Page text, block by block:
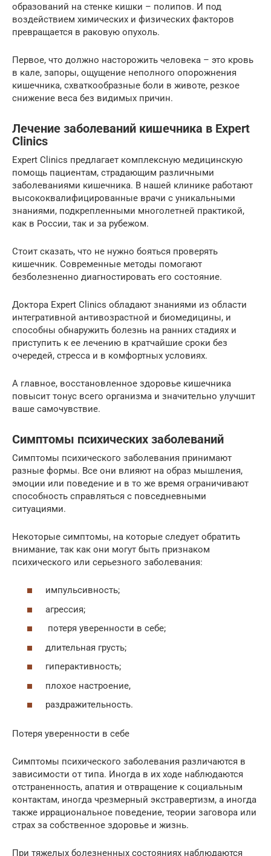
образований на стенке кишки – полипов. И под
воздействием химических и физических факторов
превращается в раковую опухоль.
Первое, что должно насторожить человека – это кровь
в кале, запоры, ощущение неполного опорожнения
кишечника, схваткообразные боли в животе, резкое
снижение веса без видимых причин.
Лечение заболеваний кишечника в Expert
Clinics
Expert Clinics предлагает комплексную медицинскую
помощь пациентам, страдающим различными
заболеваниями кишечника. В нашей клинике работают
высококвалифицированные врачи с уникальными
знаниями, подкрепленными многолетней практикой,
как в России, так и за рубежом.
Стоит сказать, что не нужно бояться проверять
кишечник. Современные методы помогают
безболезненно диагностировать его состояние.
Доктора Expert Clinics обладают знаниями из области
интегративной антивозрастной и биомедицины, и
способны обнаружить болезнь на ранних стадиях и
приступить к ее лечению в кратчайшие сроки без
очередей, стресса и в комфортных условиях.
А главное, восстановленное здоровье кишечника
повысит тонус всего организма и значительно улучшит
ваше самочувствие.
Симптомы психических заболеваний
Симптомы психического заболевания принимают
разные формы. Все они влияют на образ мышления,
эмоции или поведение и в то же время ограничивают
способность справляться с повседневными
ситуациями.
Некоторые симптомы, на которые следует обратить
внимание, так как они могут быть признаком
психического или серьезного заболевания:
импульсивность;
агрессия;
потеря уверенности в себе;
длительная грусть;
гиперактивность;
плохое настроение,
раздражительность.
Потеря уверенности в себе
Симптомы психического заболевания различаются в
зависимости от типа. Иногда в их ходе наблюдаются
отстраненность, апатия и отвращение к социальным
контактам, иногда чрезмерный экстравертизм, а иногда
также иррациональное поведение, теории заговора или
страх за собственное здоровье и жизнь.
При тяжелых болезненных состояниях наблюдаются